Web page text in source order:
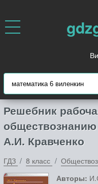
Решебник
А.И. Кравченко
ГДЗ 8 класс
Авторы: